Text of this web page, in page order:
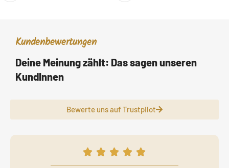
Kundenbewertungen
Deine Meinung zählt: Das sagen unseren
KundInnen
Bewerte uns auf Trustpilot